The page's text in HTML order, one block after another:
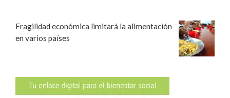
Fragilidad económica limitará la alimentación
en varios países